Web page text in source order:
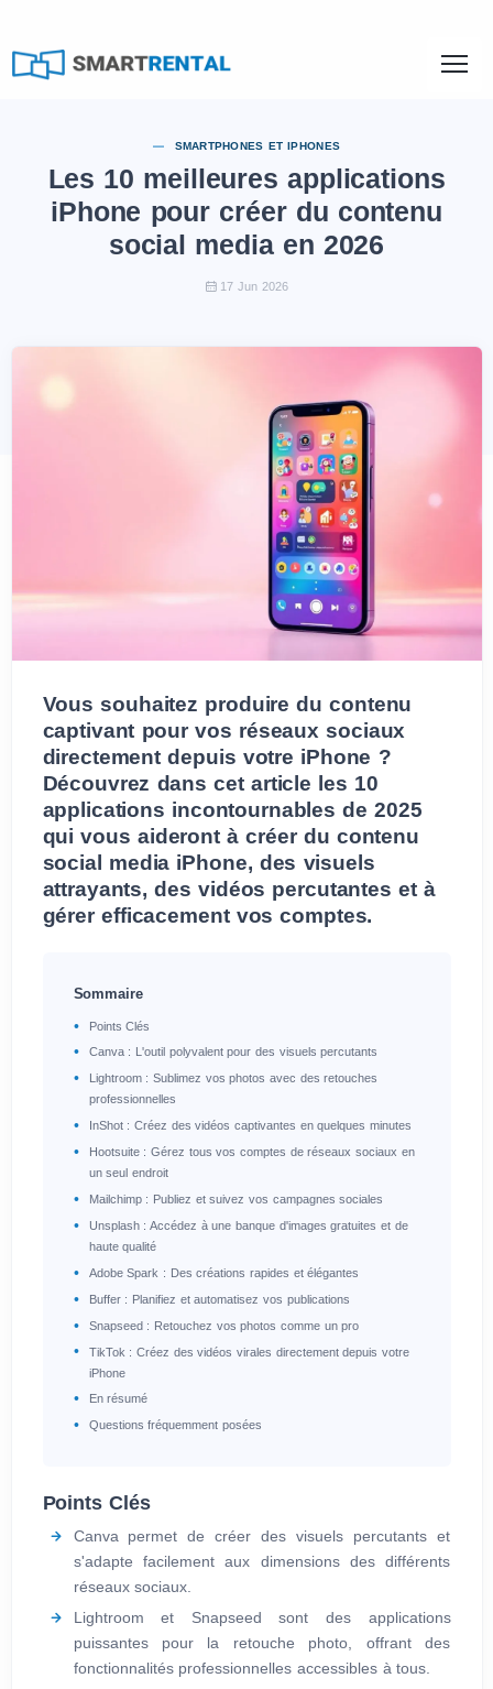
SMARTPHONES ET IPHONES
Les 10 meilleures applications
iPhone pour créer du contenu
social media en 2026
17 Jun 2026
Vous souhaitez produire du contenu
captivant pour vos réseaux sociaux
directement depuis votre iPhone ?
Découvrez dans cet article les 10
applications incontournables de 2025
qui vous aideront à créer du contenu
social media iPhone, des visuels
attrayants, des vidéos percutantes et à
gérer efficacement vos comptes.
Sommaire
Points Clés
Canva : L'outil polyvalent pour des visuels percutants
Lightroom : Sublimez vos photos avec des retouches
professionnelles
InShot : Créez des vidéos captivantes en quelques minutes
Hootsuite : Gérez tous vos comptes de réseaux sociaux en
un seul endroit
Mailchimp : Publiez et suivez vos campagnes sociales
Unsplash : Accédez à une banque d'images gratuites et de
haute qualité
Adobe Spark : Des créations rapides et élégantes
Buffer : Planifiez et automatisez vos publications
Snapseed : Retouchez vos photos comme un pro
TikTok : Créez des vidéos virales directement depuis votre
iPhone
En résumé
Questions fréquemment posées
Points Clés
Canva permet de créer des visuels percutants et
s'adapte facilement aux dimensions des différents
réseaux sociaux.
Lightroom et Snapseed sont des applications
puissantes pour la retouche photo, offrant des
fonctionnalités professionnelles accessibles à tous.